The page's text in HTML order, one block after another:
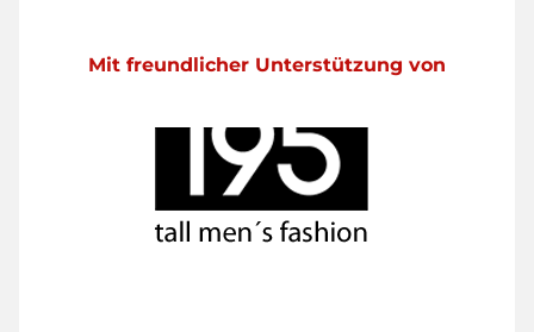
Mit freundlicher Unterstützung von